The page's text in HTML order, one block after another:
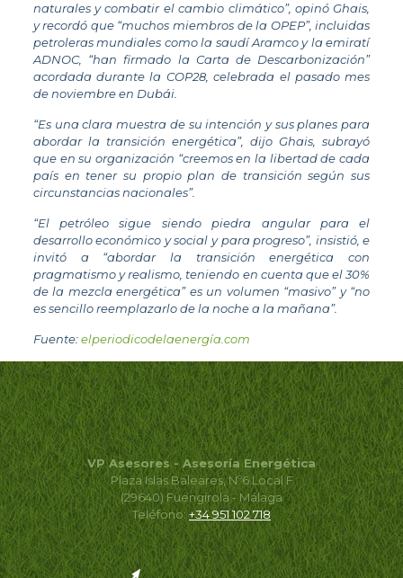
naturales y combatir el cambio climático”, opinó Ghais,
y recordó que “muchos miembros de la OPEP”, incluidas
petroleras mundiales como la saudí Aramco y la emiratí
ADNOC, “han firmado la Carta de Descarbonización”
acordada durante la COP28, celebrada el pasado mes
de noviembre en Dubái.
“Es una clara muestra de su intención y sus planes para
abordar la transición energética”, dijo Ghais, subrayó
que en su organización “creemos en la libertad de cada
país en tener su propio plan de transición según sus
circunstancias nacionales”.
“El petróleo sigue siendo piedra angular para el
desarrollo económico y social y para progreso”, insistió, e
invitó a “abordar la transición energética con
pragmatismo y realismo, teniendo en cuenta que el 30%
de la mezcla energética” es un volumen “masivo” y “no
es sencillo reemplazarlo de la noche a la mañana”.
Fuente:elperiodicodelaenergía.com
VP Asesores - Asesoría Energética
Plaza Islas Baleares, Nº6 Local F
(29640) Fuengirola - Málaga
Teléfono:+34 951 102 718